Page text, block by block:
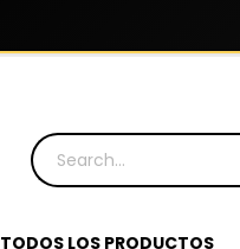
TODOS LOS PRODUCTOS